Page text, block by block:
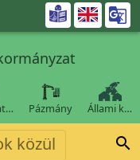

Pázmány Állami k…
közül 